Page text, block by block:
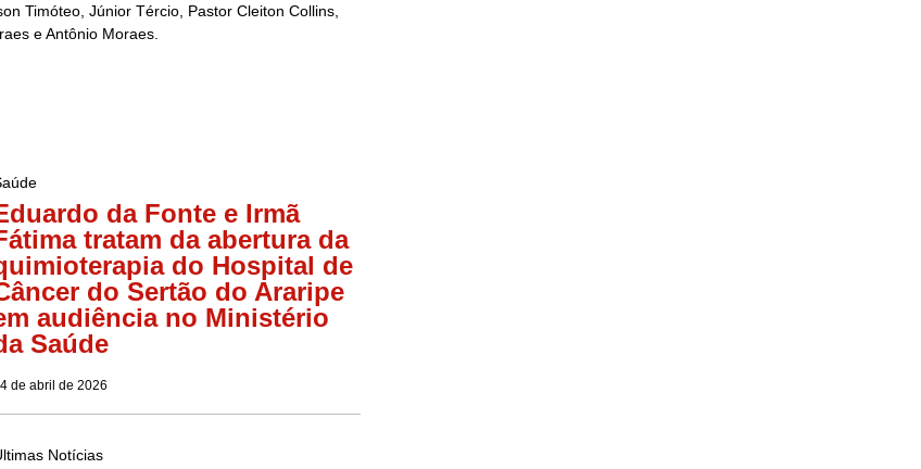
Timóteo, Júnior Tércio, Pastor Cleiton Collins,
e Antônio Moraes.
da Fonte e Irmã
tratam da abertura da
do Hospital de
do Sertão do Araripe
audiência no Ministério
Saúde
de abril de 2026
Notícias